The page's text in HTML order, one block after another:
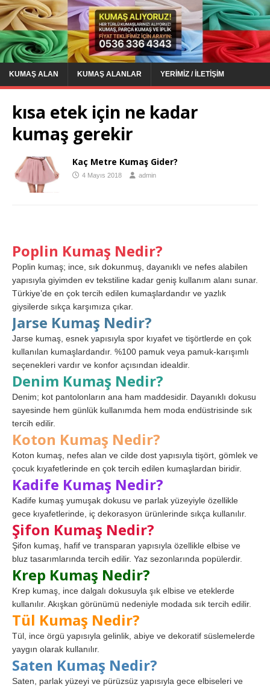
KUMAŞ ALAN KUMAŞ ALANLAR YERIMIZ / İLETIŞIM
kısa etek için ne kadar
kumaş gerekir
Kaç Metre Kumaş Gider?
4 Mayıs 2018 admin
Poplin Kumaş Nedir?
Poplin kumaş; ince, sık dokunmuş, dayanıklı ve nefes alabilen
yapısıyla giyimden ev tekstiline kadar geniş kullanım alanı sunar.
Türkiye’de en çok tercih edilen kumaşlardandır ve yazlık
giysilerde sıkça karşımıza çıkar.
Jarse Kumaş Nedir?
Jarse kumaş, esnek yapısıyla spor kıyafet ve tişörtlerde en çok
kullanılan kumaşlardandır. %100 pamuk veya pamuk-karışımlı
seçenekleri vardır ve konfor açısından idealdir.
Denim Kumaş Nedir?
Denim; kot pantolonların ana ham maddesidir. Dayanıklı dokusu
sayesinde hem günlük kullanımda hem moda endüstrisinde sık
tercih edilir.
Koton Kumaş Nedir?
Koton kumaş, nefes alan ve cilde dost yapısıyla tişört, gömlek ve
çocuk kıyafetlerinde en çok tercih edilen kumaşlardan biridir.
Kadife Kumaş Nedir?
Kadife kumaş yumuşak dokusu ve parlak yüzeyiyle özellikle
gece kıyafetlerinde, iç dekorasyon ürünlerinde sıkça kullanılır.
Şifon Kumaş Nedir?
Şifon kumaş, hafif ve transparan yapısıyla özellikle elbise ve
bluz tasarımlarında tercih edilir. Yaz sezonlarında popülerdir.
Krep Kumaş Nedir?
Krep kumaş, ince dalgalı dokusuyla şık elbise ve eteklerde
kullanılır. Akışkan görünümü nedeniyle modada sık tercih edilir.
Tül Kumaş Nedir?
Tül, ince örgü yapısıyla gelinlik, abiye ve dekoratif süslemelerde
yaygın olarak kullanılır.
Saten Kumaş Nedir?
Saten, parlak yüzeyi ve pürüzsüz yapısıyla gece elbiseleri ve